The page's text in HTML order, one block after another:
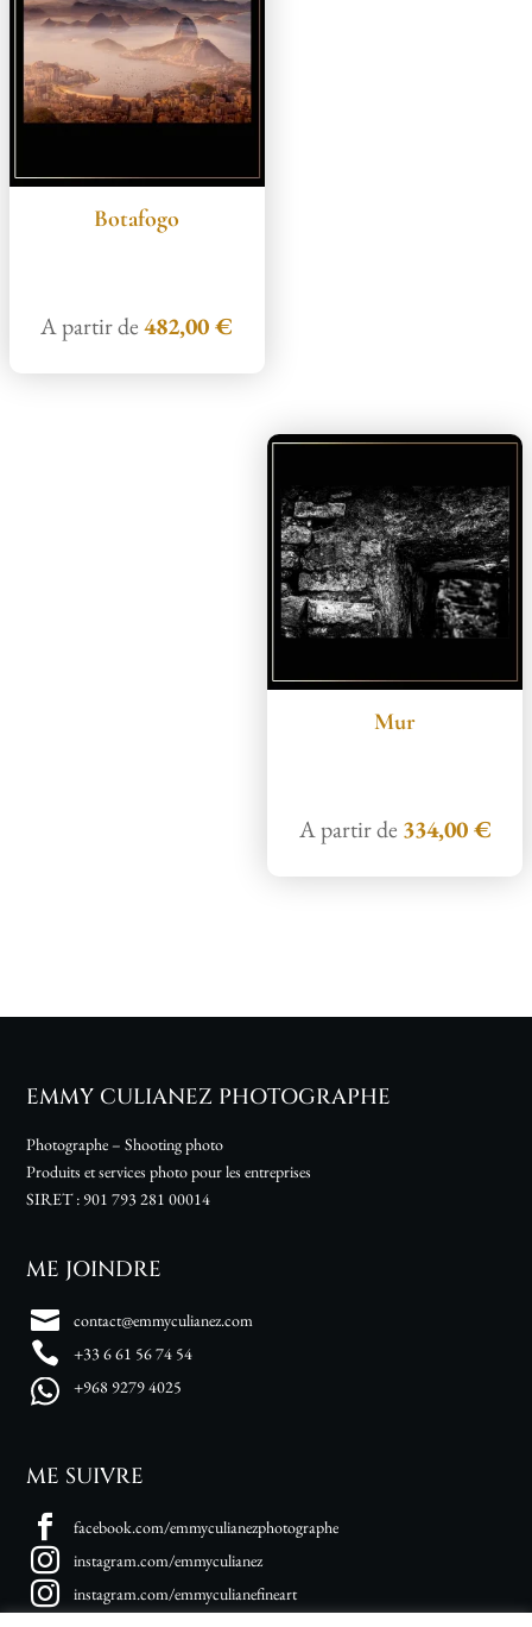
Botafogo
A partir de482,00€
Mur
A partir de 334,00€
EMMY CULIANEZ PHOTOGRAPHE
Photographe – Shooting photo
Produits et services photo pour les entreprises
SIRET : 901 793 281 00014
ME JOINDRE
contact@emmyculianez.com
+33 6 61 56 74 54
+968 9279 4025
ME SUIVRE
facebook.com/emmyculianezphotographe
instagram.com/emmyculianez
instagram.com/emmyculianefineart